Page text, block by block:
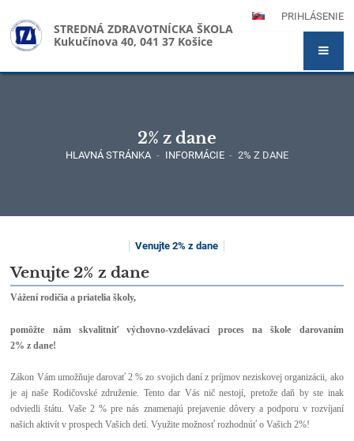
PRIHLÁSENIE
STREDNÁ ZDRAVOTNÍCKA ŠKOLA
Kukučínova 40, 041 37 Košice
2% z dane
HLAVNÁ STRÁNKA - INFORMÁCIE - 2% Z DANE
z
dane
Venujte 2% z dane
Venujte 2% z dane
Vážení rodičia a priatelia školy,
pomôžte nám skvalitniť výchovno-vzdelávací proces na škole darovaním
2% z dane!
Zákon Vám umožňuje darovať 2 % zo svojich daní z príjmov neziskovej organizácii, ako
je aj naše Rodičovské združenie. Tento dar Vás nič nestojí, pretože daň by ste inak
odviedli štátu. Vaše 2 % pre nás znamenajú prejavenie dôvery a podporu v rozvíjaní
našich aktivít v prospech Vašich detí. Využite možnosť rozhodnúť o Vašich 2%!